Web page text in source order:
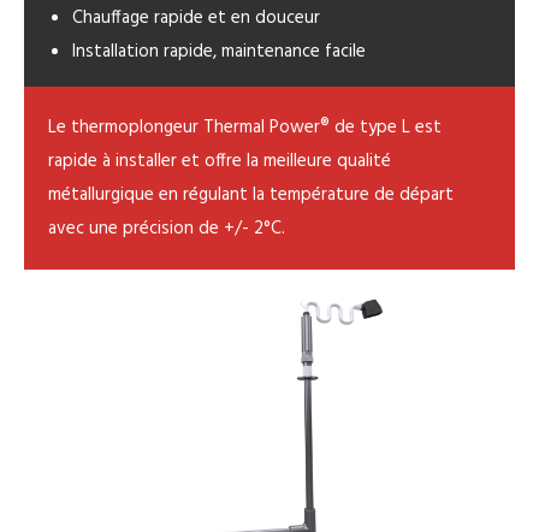
Chauffage rapide et en douceur
Installation rapide, maintenance facile
Le thermoplongeur Thermal Power® de type L est
rapide à installer et offre la meilleure qualité
métallurgique en régulant la température de départ
avec une précision de +/- 2°C.